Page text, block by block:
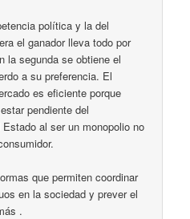
política y la del
el ganador lleva todo por
la segunda se obtiene el
a su preferencia. El
es eficiente porque
pendiente del
al ser un monopolio no
que permiten coordinar
en la sociedad y prever el
.